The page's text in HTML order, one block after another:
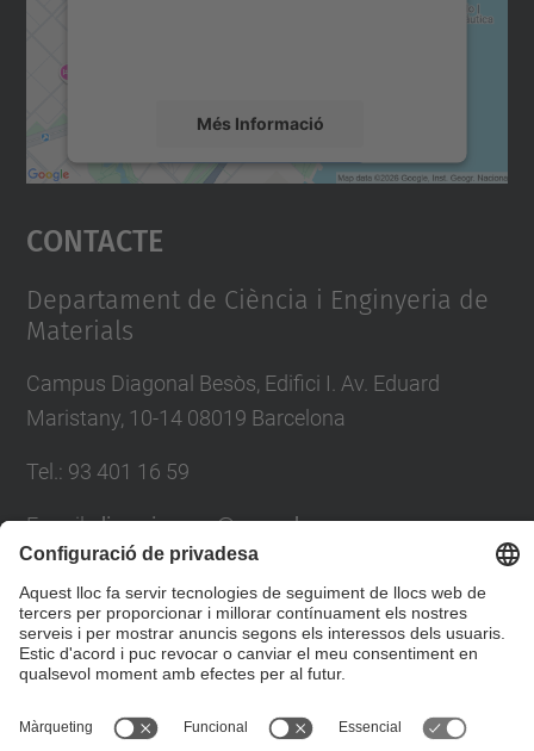
Més Informació
Accepta
powered by
Contacte
Departament de Ciència i Enginyeria de
Materials
Campus Diagonal Besòs, Edifici I. Av. Eduard
Maristany, 10-14 08019 Barcelona
Tel. : 93 401 16 59
E-mail:direccio.cem@upc.edu
Formulari de contacte